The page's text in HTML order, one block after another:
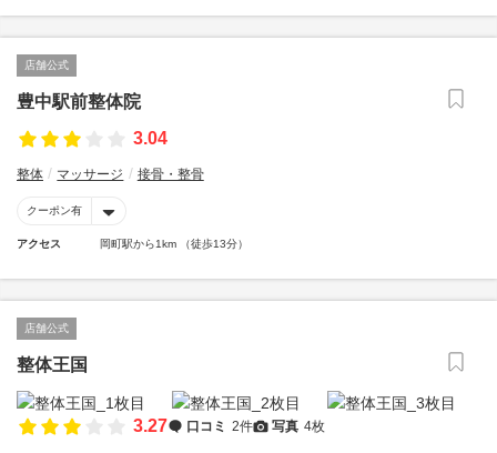
店舗公式
豊中駅前整体院
3.04
整体 マッサージ 接骨・整骨
クーポン有
アクセス 岡町駅から1km （徒歩13分）
店舗公式
整体王国
3.27 口コミ 2件 写真 4枚